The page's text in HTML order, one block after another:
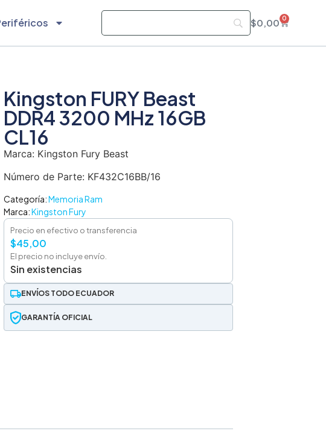
$0,00 0
Kingston FURY Beast
DDR4 3200 MHz 16GB
CL16
Marca: Kingston Fury Beast
Número de Parte: KF432C16BB/16
Categoría:Memoria Ram
Marca:Kingston Fury
Precio en efectivo o transferencia
$45,00
El precio no incluye envío.
Sin existencias
ENVÍOS TODO ECUADOR
GARANTÍA OFICIAL